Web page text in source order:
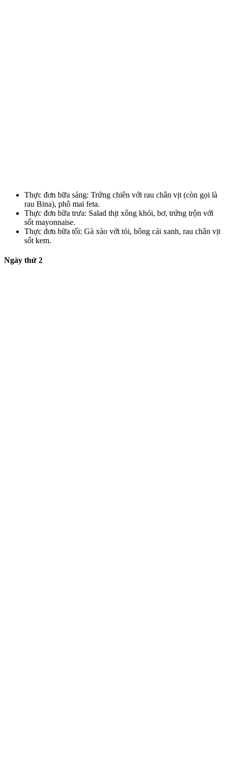
Thực đơn bữa sáng: Trứng chiên với rau chân vịt (còn gọi là
rau Bina), phô mai feta.
Thực đơn bữa trưa: Salad thịt xông khói, bơ, trứng trộn với
sốt mayonnaise.
Thực đơn bữa tối: Gà xào với tỏi, bông cải xanh, rau chân vịt
sốt kem.
Ngày thứ 2